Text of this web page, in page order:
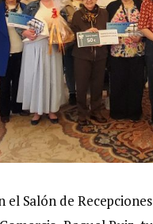
el Salón de